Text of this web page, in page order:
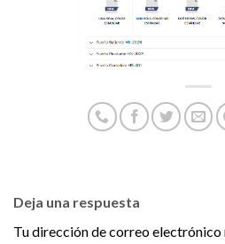
Deja una respuesta
Tu dirección de correo electrónico